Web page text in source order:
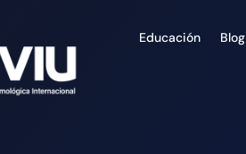
Educación Blog